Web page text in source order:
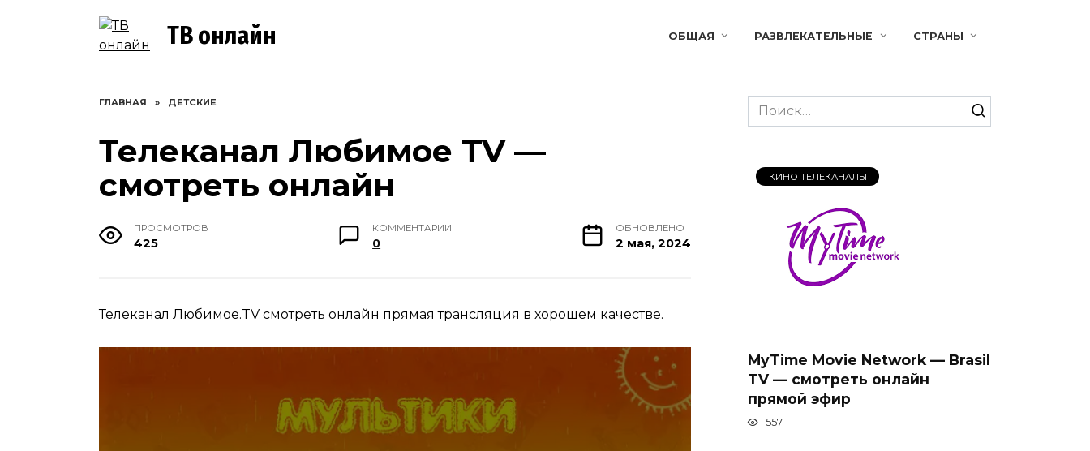
ТВ онлайн ОБЩАЯ РАЗВЛЕКАТЕЛЬНЫЕ СТРАНЫ
ГЛАВНАЯ » ДЕТСКИЕ
Телеканал Любимое TV —
смотреть онлайн
ПРОСМОТРОВ
425
КОММЕНТАРИИ
0
ОБНОВЛЕНО
2 мая, 2024
Телеканал Любимое.TV смотреть онлайн прямая трансляция в хорошем качестве.
Search
for:
КИНО ТЕЛЕКАНАЛЫ
MyTime Movie Network — Brasil
TV — смотреть онлайн
прямой эфир
557